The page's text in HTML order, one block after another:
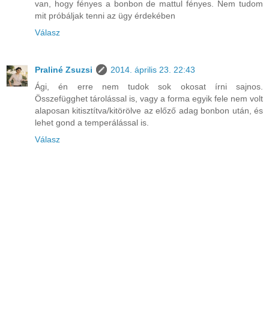
van, hogy fényes a bonbon de mattul fényes. Nem tudom
mit próbáljak tenni az ügy érdekében
Válasz
Praliné Zsuzsi
2014. április 23. 22:43
Ági, én erre nem tudok sok okosat írni sajnos.
Összefügghet tárolással is, vagy a forma egyik fele nem volt
alaposan kitisztítva/kitörölve az előző adag bonbon után, és
lehet gond a temperálással is.
Válasz